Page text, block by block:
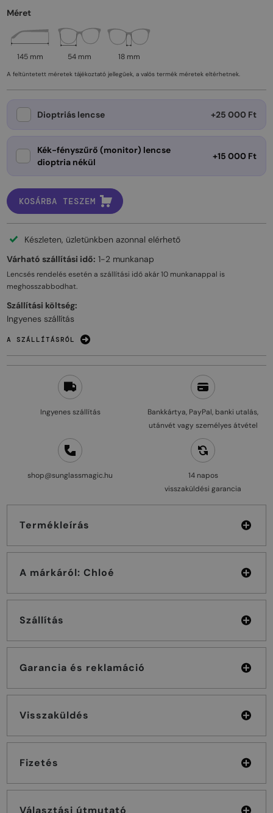
Ingyenes szállítás
Bankkártya, PayPal, banki utalás,
utánvét vagy személyes átvétel
shop@sunglassmagic.hu
14 napos
visszaküldési garancia
Termékleírás
A márkáról: Chloé
Szállítás
Garancia és reklamáció
Visszaküldés
Fizetés
Választási útmutató
Méret
145 mm 54 mm 18 mm
A feltüntetett méretek tájékoztató jellegűek, a valós termék méretek eltérhetnek.
Dioptriás lencse +25 000 Ft
Kék-fényszűrő (monitor) lencse
dioptria nékül
+15 000 Ft
KOSÁRBA TESZEM
Készleten, üzletünkben azonnal elérhető
Várható szállítási idő: 1-2 munkanap
Lencsés rendelés esetén a szállítási idő akár10 munkanappal is
meghosszabbodhat.
Szállítási költség:
Ingyenes szállítás
A SZÁLLÍTÁSRÓL